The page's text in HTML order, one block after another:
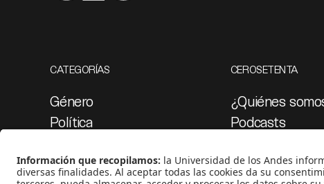
CATEGORÍAS
Género
Política
Medio ambiente
CEROSETENTA
¿Quiénes
Podcasts
Proyectos 070